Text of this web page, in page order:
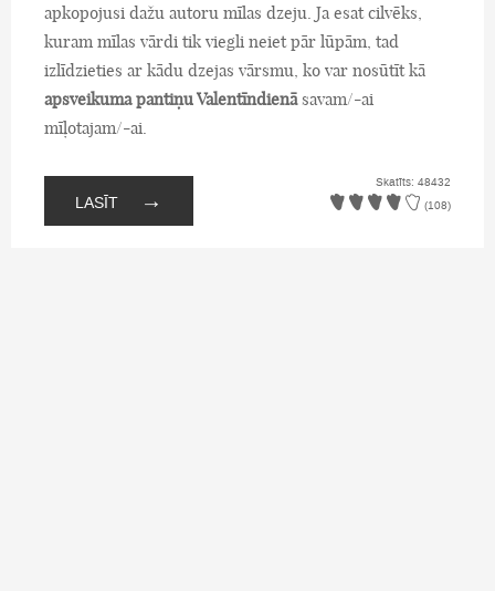
apkopojusi dažu autoru mīlas dzeju. Ja esat cilvēks,
kuram mīlas vārdi tik viegli neiet pār lūpām, tad
izlīdzieties ar kādu dzejas vārsmu, ko var nosūtīt kā
apsveikuma pantiņu Valentīndienā savam/-ai
mīļotajam/-ai.
LASĪT →
Skatīts: 48432
(108)